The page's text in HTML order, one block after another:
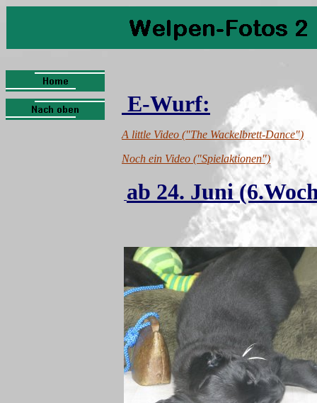
E-Wurf:
A little Video ("The Wackelbrett-Dance")
Noch ein Video ("Spielaktionen")
ab 24. Juni